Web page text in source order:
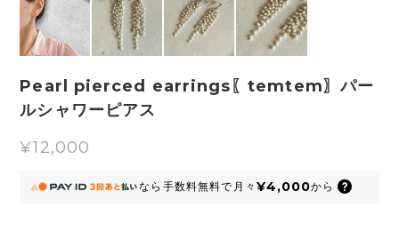
Pearl pierced earrings〖temtem〗パー
ルシャワーピアス
¥12,000
なら 手数料無料で 月々 ¥4,000から